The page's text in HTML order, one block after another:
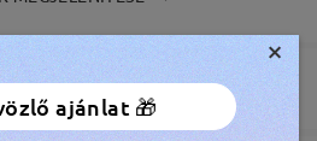
28 , 2026 ×
ajánlat 🎁